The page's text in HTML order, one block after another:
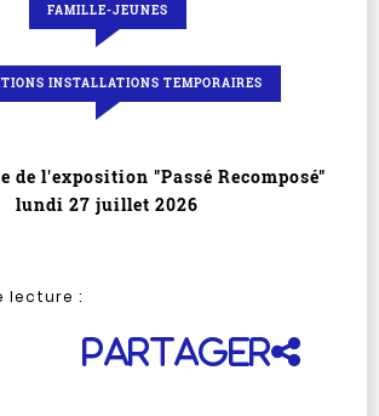
FAMILLE-JEUNES
INSTALLATIONS TEMPORAIRES
de l'exposition "Passé Recomposé"
lundi 27 juillet 2026
lecture :
Partager